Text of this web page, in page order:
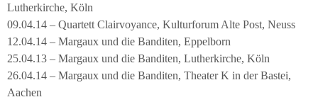
Lutherkirche, Köln
09.04.14 – Quartett Clairvoyance, Kulturforum Alte Post, Neuss
12.04.14 – Margaux und die Banditen, Eppelborn
25.04.13 – Margaux und die Banditen, Lutherkirche, Köln
26.04.14 – Margaux und die Banditen, Theater K in der Bastei,
Aachen